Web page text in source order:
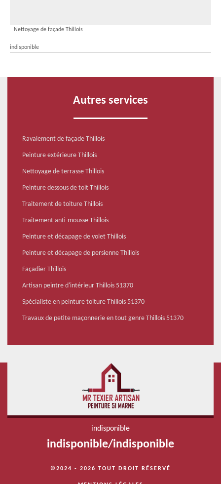
Nettoyage de façade Thillois
indisponible
Autres services
Ravalement de façade Thillois
Peinture extérieure Thillois
Nettoyage de terrasse Thillois
Peinture dessous de toit Thillois
Traitement de toiture Thillois
Traitement anti-mousse Thillois
Peinture et décapage de volet Thillois
Peinture et décapage de persienne Thillois
Façadier Thillois
Artisan peintre d'intérieur Thillois 51370
Spécialiste en peinture toiture Thillois 51370
Travaux de petite maçonnerie en tout genre Thillois 51370
indisponible
indisponible/indisponible
©2024 - 2026 TOUT DROIT RÉSERVÉ